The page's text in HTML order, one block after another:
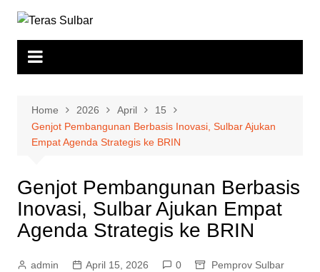
content
Home 2026 April
15
Genjot Pembangunan Berbasis Inovasi, Sulbar Ajukan
Empat Agenda Strategis ke BRIN
Genjot Pembangunan Berbasis
Inovasi, Sulbar Ajukan Empat
Agenda Strategis ke BRIN
admin April 15, 2026 0 Pemprov Sulbar